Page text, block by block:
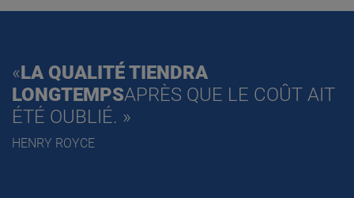
«LA QUALITÉ TIENDRA
LONGTEMPSAPRÈS QUE LE COÛT AIT
ÉTÉ OUBLIÉ. »
HENRY ROYCE